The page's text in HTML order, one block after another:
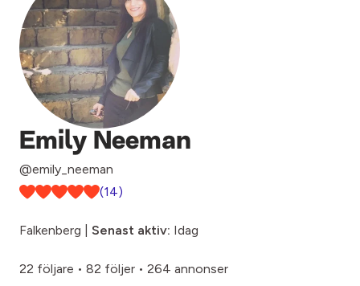
Emily Neeman
@emily_neeman
(14)
Falkenberg | Senast aktiv: Idag
22 följare • 82 följer • 264 annonser